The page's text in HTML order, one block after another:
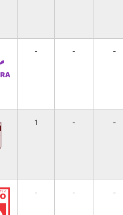
- - -
1 - -
- - -